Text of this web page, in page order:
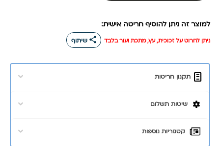
למוצר זה ניתן להוסיף חריטה אישית:
ניתן לחרוט על זכוכית, עץ, מתכת ועור בלבד share שיתוף
תקנון חריטות
שיטות תשלום
קטגוריות נוספות